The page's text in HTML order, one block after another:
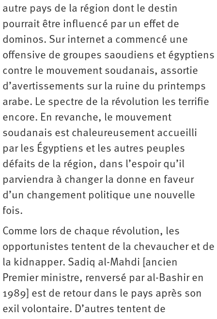
autre pays de la région dont le destin
pourrait être influencé par un effet de
dominos. Sur internet a commencé une
offensive de groupes saoudiens et égyptiens
contre le mouvement soudanais, assortie
d’avertissements sur la ruine du printemps
arabe. Le spectre de la révolution les terrifie
encore. En revanche, le mouvement
soudanais est chaleureusement accueilli
par les Égyptiens et les autres peuples
défaits de la région, dans l’espoir qu’il
parviendra à changer la donne en faveur
d’un changement politique une nouvelle
fois.
Comme lors de chaque révolution, les
opportunistes tentent de la chevaucher et de
la kidnapper. Sadiq al-Mahdi [ancien
Premier ministre, renversé par al-Bashir en
1989] est de retour dans le pays après son
exil volontaire. D’autres tentent de